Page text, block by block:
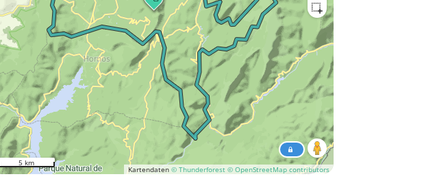
Kartendaten © Thunderforest © OpenStreetMap contributors
5 km